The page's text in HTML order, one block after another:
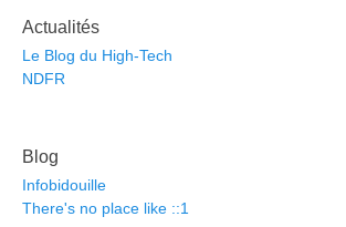
Actualités
Le Blog du High-Tech
NDFR
Blog
Infobidouille
There's no place like ::1